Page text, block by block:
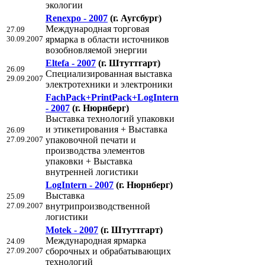
экологии
27.09
30.09.2007
Renexpo - 2007 (г. Аугсбург)
Международная торговая
ярмарка в области источников
возобновляемой энергии
26.09
29.09.2007
Eltefa - 2007 (г. Штуттгарт)
Специализированная выставка
электротехники и электроники
26.09
27.09.2007
FachPack+PrintPack+LogIntern
- 2007 (г. Нюрнберг)
Выставка технологий упаковки
и этикетирования + Выставка
упаковочной печати и
производства элементов
упаковки + Выставка
внутренней логистики
25.09
27.09.2007
LogIntern - 2007 (г. Нюрнберг)
Bыставка
внутрипроизводственной
логистики
24.09
27.09.2007
Motek - 2007 (г. Штуттгарт)
Международная ярмарка
сборочных и обрабатывающих
технологий